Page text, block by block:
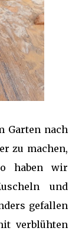
Garten nach
zu machen,
haben wir
und
gefallen
verblühten